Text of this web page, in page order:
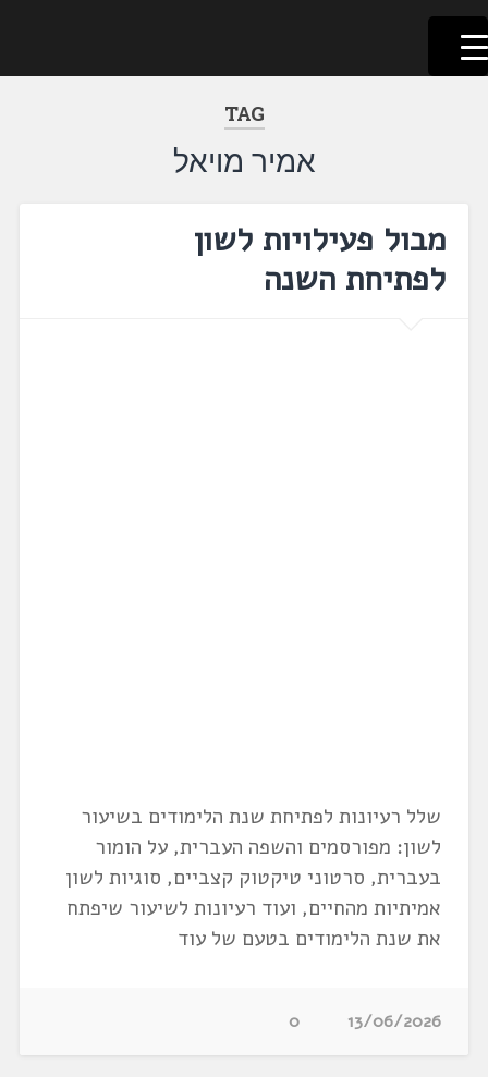
דלג
לתוכן
לשוניאדה
עברית. לשון. שפה
TAG
אמיר מויאל
מבול פעילויות לשון
לפתיחת השנה
שלל רעיונות לפתיחת שנת הלימודים בשיעור
לשון: מפורסמים והשפה העברית, על הומור
בעברית, סרטוני טיקטוק קצביים, סוגיות לשון
אמיתיות מהחיים, ועוד רעיונות לשיעור שיפתח
את שנת הלימודים בטעם של עוד
13/06/2026
0